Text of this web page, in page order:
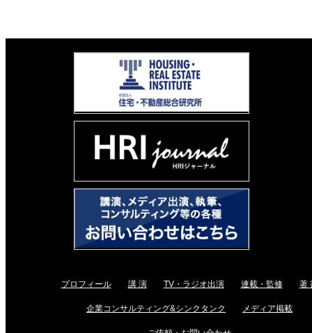
プロフィール 講 演 TV・ラジオ出演 連載・監修 著
企業コンサルティング&シンクタンク メディア掲載